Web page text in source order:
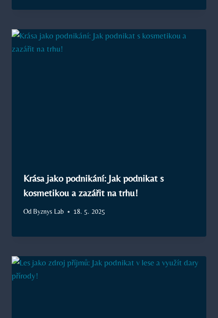
Krása jako podnikání: Jak podnikat s
kosmetikou a zazářit na trhu!
Od Byznys Lab 18. 5. 2025